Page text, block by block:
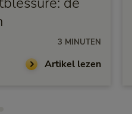
3 MINUTEN
Artikel lezen